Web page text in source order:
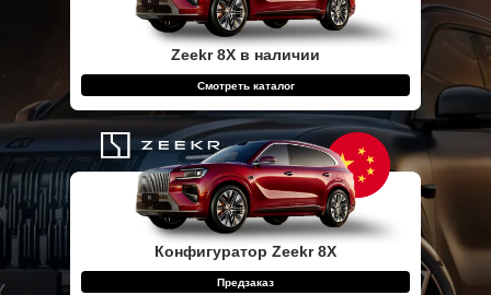
Zeekr 8X в наличии
Смотреть каталог
Конфигуратор Zeekr 8X
Предзаказ